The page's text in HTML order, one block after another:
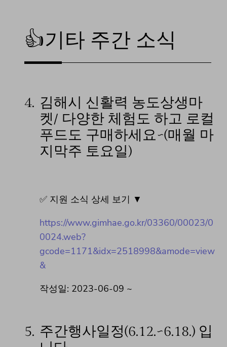
👍기타 주간 소식
4. 김해시 신활력 농도상생마
켓/ 다양한 체험도 하고 로컬
푸드도 구매하세요~(매월 마
지막주 토요일)
✅ 지원 소식 상세 보기 ▼
https://www.gimhae.go.kr/03360/00023/0
0024.web?
gcode=1171&idx=2518998&amode=view
&
작성일: 2023-06-09 ~
5. 주간행사일정(6.12.~6.18.) 입